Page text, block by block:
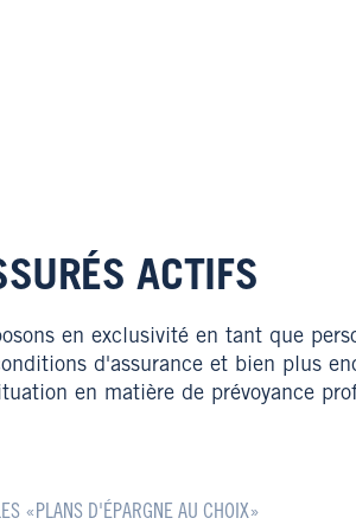
ACTIFS
en exclusivité en tant que
d'assurance et bien plus
en matière de prévoyance
«PLANS D'ÉPARGNE AU CHOIX»